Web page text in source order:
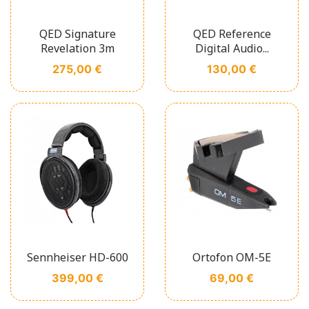
QED Signature
Revelation 3m
Prix
275,00 €
QED Reference
Digital Audio...
Prix
130,00 €
Sennheiser HD-600
Prix
399,00 €
Ortofon OM-5E
Prix
69,00 €